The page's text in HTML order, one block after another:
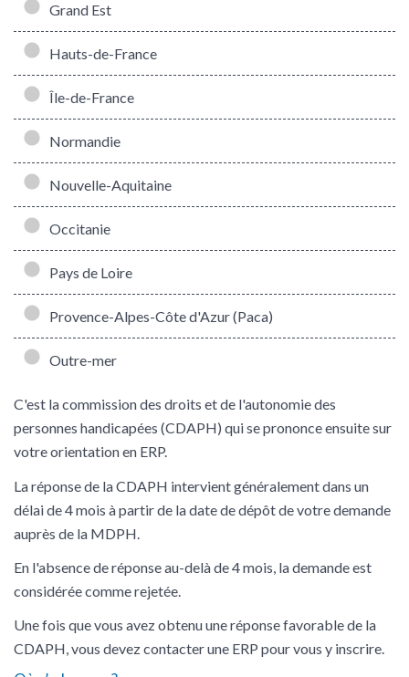
Grand Est
Hauts-de-France
Île-de-France
Normandie
Nouvelle-Aquitaine
Occitanie
Pays de Loire
Provence-Alpes-Côte d'Azur (Paca)
Outre-mer
C'est la commission des droits et de l'autonomie des
personnes handicapées (CDAPH) qui se prononce ensuite sur
votre orientation en ERP.
La réponse de la CDAPH intervient généralement dans un
délai de 4 mois à partir de la date de dépôt de votre demande
auprès de la MDPH.
En l'absence de réponse au-delà de 4 mois, la demande est
considérée comme rejetée.
Une fois que vous avez obtenu une réponse favorable de la
CDAPH, vous devez contacter une ERP pour vous y inscrire.